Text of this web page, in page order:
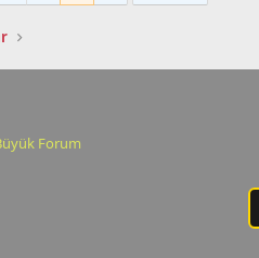
Forum